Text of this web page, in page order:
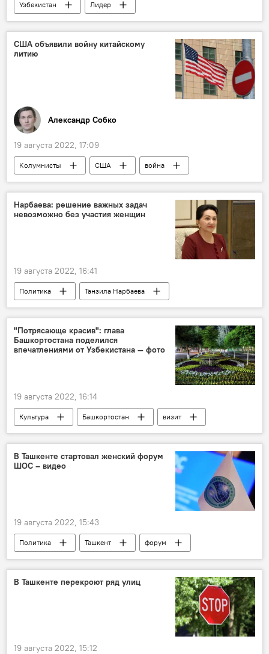
Узбекистан
Лидер
спортивные соревнования
Армейские международные игры АрМИ
США объявили войну китайскому
литию
Александр Собко
19 августа 2022, 17:09
Колумнисты США
война
Китай
мнение эксперта
Нарбаева: решение важных задач
невозможно без участия женщин
19 августа 2022, 16:41
Политика
Танзила Нарбаева
женщины
форум
"Потрясающе красив": глава
Башкортостана поделился
впечатлениями от Узбекистана — фото
19 августа 2022, 16:14
Культура Башкортостан
визит
Узбекистан
В Ташкенте стартовал женский форум
ШОС – видео
19 августа 2022, 15:43
Политика Ташкент
форум
женщины
ШОС
В Ташкенте перекроют ряд улиц
19 августа 2022, 15:12